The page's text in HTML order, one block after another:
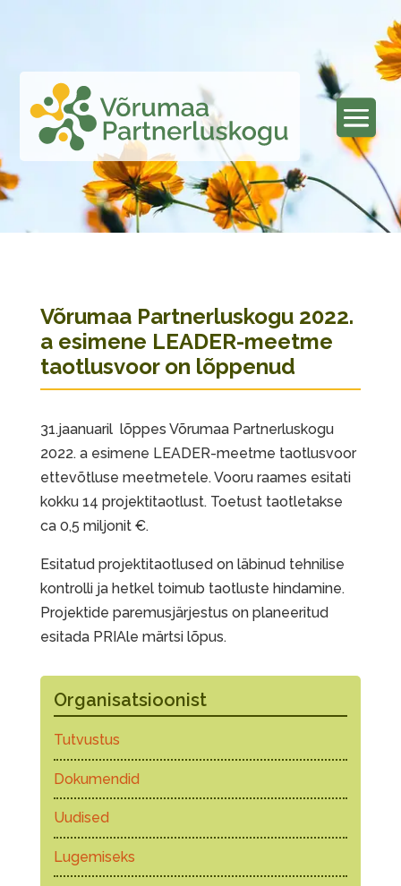
Võrumaa Partnerluskogu 2022.
a esimene LEADER-meetme
taotlusvoor on lõppenud
31.jaanuaril lõppes Võrumaa Partnerluskogu
2022. a esimene LEADER-meetme taotlusvoor
ettevõtluse meetmetele. Vooru raames esitati
kokku 14 projektitaotlust. Toetust taotletakse
ca 0,5 miljonit €.
Esitatud projektitaotlused on läbinud tehnilise
kontrolli ja hetkel toimub taotluste hindamine.
Projektide paremusjärjestus on planeeritud
esitada PRIAle märtsi lõpus.
Organisatsioonist
Tutvustus
Dokumendid
Uudised
Lugemiseks